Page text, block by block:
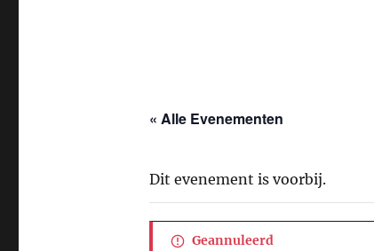
« Alle Evenementen
Dit evenement is voorbij.
Geannuleerd